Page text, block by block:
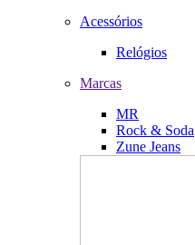
Acessórios
Relógios
Marcas
MR
Rock & Soda
Zune Jeans